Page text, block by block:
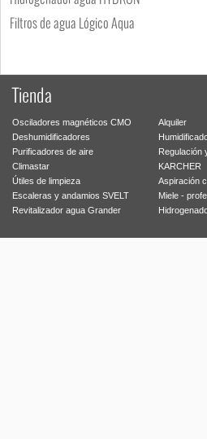
Filtros de agua Lógico Aqua
Tienda
Osciladores magnéticos CMO Alquiler
Deshumidificadores
Purificadores de aire
Regulación
Climastar
KARCHER
Útiles de limpieza
Aspiración
Escaleras y andamios SVELT
Miele -
Revitalizador agua Grander